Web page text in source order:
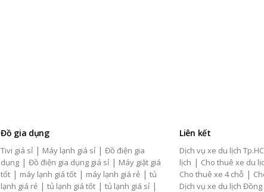
Đồ gia dụng
Tivi giá sỉ | Máy lạnh giá sỉ | Đồ điện gia
dụng | Đồ điện gia dụng giá sỉ | Máy giặt giá
tốt | máy lạnh giá tốt | máy lạnh giá rẻ | tủ
lạnh giá rẻ | tủ lạnh giá tốt | tủ lạnh giá sỉ |
Liên kết
Dịch vụ xe du lịch
lịch | Cho thuê xe du
Cho thuê xe 4 chỗ |
Dịch vụ xe du lịch Đồng